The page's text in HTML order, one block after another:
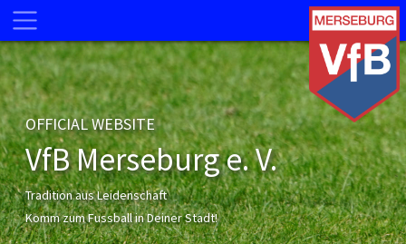
OFFICIAL WEBSITE
VfB Merseburg e. V.
Tradition aus Leidenschaft
Komm zum Fussball in Deiner Stadt!